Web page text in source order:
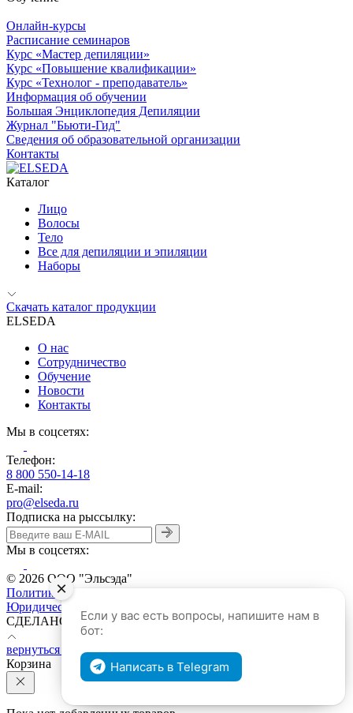
Онлайн-курсы
Расписание семинаров
Курс «Мастер депиляции»
Курс «Повышение квалификации»
Курс «Технолог - преподаватель»
Информация об обучении
Большая Энциклопедия Депиляции
Журнал "Бьюти-Гид"
Сведения об образовательной организации
Контакты
Каталог
Лицо
Волосы
Тело
Все для депиляции и эпиляции
Наборы
Скачать каталог продукции
ELSEDA
О нас
Сотрудничество
Обучение
Новости
Контакты
Мы в соцсетях:
Телефон:
8 800 550-14-18
E-mail:
pro@elseda.ru
Подписка на рыссылку:
Мы в соцсетях:
© 2026 ООО "Эльсэда"
Политика конфиденциальности
Юридическая информация
CДЕЛАНО В REDBOX.SOLUTIONS
вернуться наверх
Корзина
Если у вас есть вопросы, напишите нам в
бот:
Написать в Telegram
×